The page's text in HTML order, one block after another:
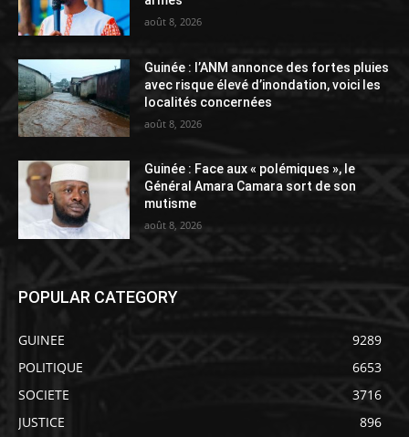
août 8, 2026
Guinée : l’ANM annonce des fortes pluies
avec risque élevé d’inondation, voici les
localités concernées
août 8, 2026
Guinée : Face aux « polémiques », le
Général Amara Camara sort de son
mutisme
août 8, 2026
POPULAR CATEGORY
GUINEE
9289
POLITIQUE
6653
SOCIETE
3716
JUSTICE
896